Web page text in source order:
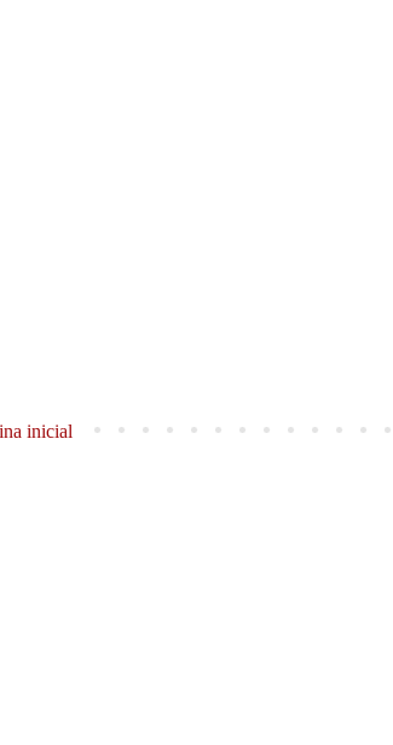
inicial